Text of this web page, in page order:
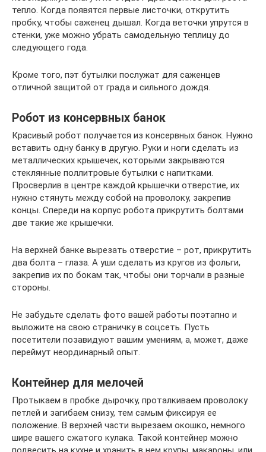
тепло. Когда появятся первые листочки, открутить
пробку, чтобы саженец дышал. Когда веточки упрутся в
стенки, уже можно убрать самодельную теплицу до
следующего года.
Кроме того, пэт бутылки послужат для саженцев
отличной защитой от града и сильного дождя.
Робот из консервных банок
Красивый робот получается из консервных банок. Нужно
вставить одну банку в другую. Руки и ноги сделать из
металлических крышечек, которыми закрываются
стеклянные поллитровые бутылки с напитками.
Просверлив в центре каждой крышечки отверстие, их
нужно стянуть между собой на проволоку, закрепив
концы. Спереди на корпус робота прикрутить болтами
две такие же крышечки.
На верхней банке вырезать отверстие – рот, прикрутить
два болта – глаза. А уши сделать из кругов из фольги,
закрепив их по бокам так, чтобы они торчали в разные
стороны.
Не забудьте сделать фото вашей работы поэтапно и
выложите на свою страничку в соцсеть. Пусть
посетители позавидуют вашим умениям, а, может, даже
переймут неординарный опыт.
Контейнер для мелочей
Протыкаем в пробке дырочку, проталкиваем проволоку
петлей и загибаем снизу, тем самым фиксируя ее
положение. В верхней части вырезаем окошко, немного
шире вашего сжатого кулака. Такой контейнер можно